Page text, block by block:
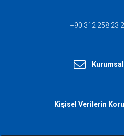
+90 312 258 23
Kişisel Verilerin